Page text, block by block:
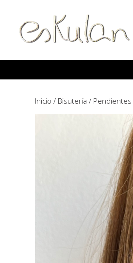
Inicio / Bisutería / Pendientes